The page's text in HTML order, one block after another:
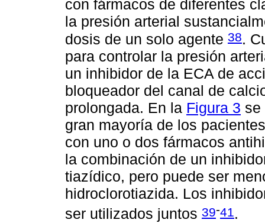
con fármacos de diferentes
la presión arterial
dosis de un solo agente 38.
para controlar la presión
un inhibidor de la ECA de
bloqueador del canal de
prolongada. En la Figura 3 se
gran mayoría de los
con uno o dos fármacos
la combinación de un
tiazídico, pero puede ser
hidroclorotiazida. Los
ser utilizados juntos 39-41 .